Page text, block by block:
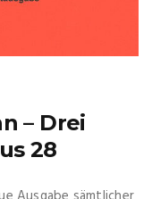
– Drei
28